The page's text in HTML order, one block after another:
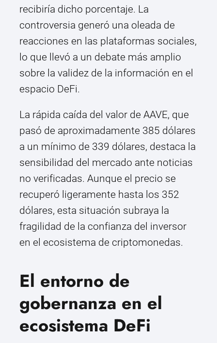
recibiría dicho porcentaje. La
controversia generó una oleada de
reacciones en las plataformas sociales,
lo que llevó a un debate más amplio
sobre la validez de la información en el
espacio DeFi.
La rápida caída del valor de AAVE, que
pasó de aproximadamente 385 dólares
a un mínimo de 339 dólares, destaca la
sensibilidad del mercado ante noticias
no verificadas. Aunque el precio se
recuperó ligeramente hasta los 352
dólares, esta situación subraya la
fragilidad de la confianza del inversor
en el ecosistema de criptomonedas.
El entorno de
gobernanza en el
ecosistema DeFi